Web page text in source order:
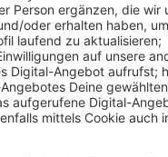
Lotsenfunktion und
Das Bürgertelefon
unter der
Angebote,